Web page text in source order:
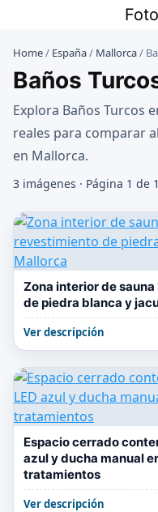
contenido
Home/ España/ Mallorca/
Baños
Explora Baños Turcos
reales para comparar
en Mallorca.
3 imágenes · Página 1 de 1
Zona interior de
de piedra blanca y
Ver descripción
Espacio cerrado
azul y ducha manual
tratamientos
Ver descripción